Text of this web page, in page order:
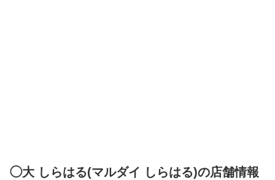
◯大 しらはる(マルダイ しらはる)の店舗情報